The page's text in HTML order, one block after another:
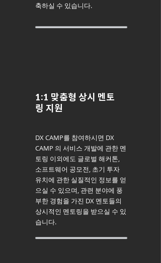
축하실 수 있습니다.
1:1 맞춤형 상시 멘토
링 지원
DX CAMP를 참여하시면 DX
CAMP 의 서비스 개발에 관한 멘
토링 이외에도 글로벌 해커톤,
소프트웨어 공모전, 초기 투자
유치에 관한 실질적인 정보를 얻
으실 수 있으며, 관련 분야에 풍
부한 경험을 가진 DX 멘토들의
상시적인 멘토링을 받으실 수 있
습니다.